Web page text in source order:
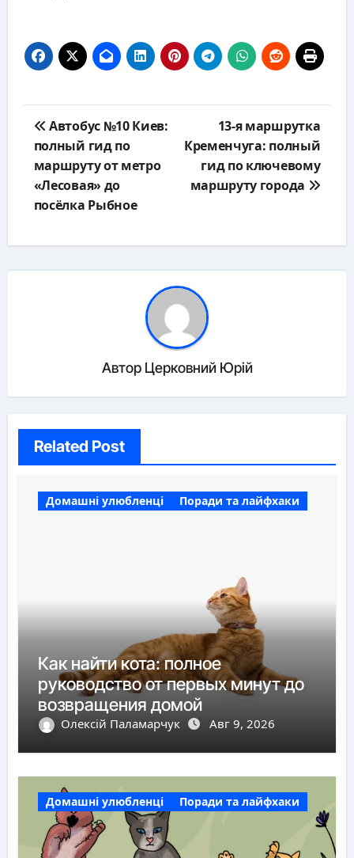
по
записям
Автобус №10 Киев:
полный гид по
маршруту от метро
«Лесовая» до
посёлка Рыбное
13-я маршрутка
Кременчуга: полный
гид по ключевому
маршруту города
Автор Церковний Юрій
Related Post
Домашні улюбленці Поради та лайфхаки
Как найти кота: полное
руководство от первых минут до
возвращения домой
Олексій Паламарчук Авг 9, 2026
Домашні улюбленці Поради та лайфхаки